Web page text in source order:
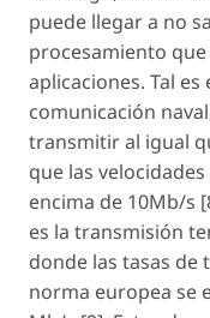
puede llegar a no
procesamiento
aplicaciones. Tal
comunicación
transmitir al igual
que las
encima de 10Mb/s
es la transmisión
donde las tasas de
norma europea se